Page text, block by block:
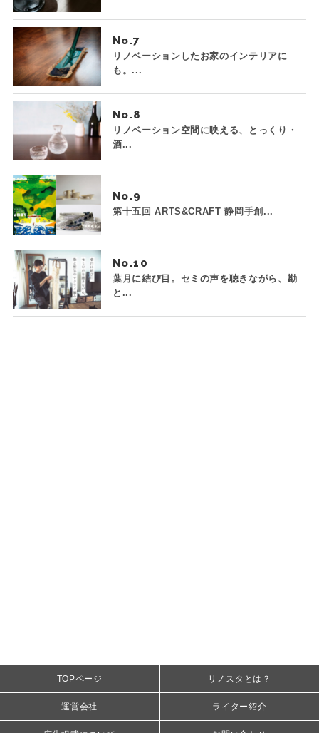
No.
リノベーションしたお家のインテリアに
も。...
No.
リノベーション空間に映える、とっくり・
酒...
No.
第十五回 ARTS&CRAFT 静岡手創...
No.
葉月に結び目。セミの声を聴きながら、勘
と...
TOPページ リノスタとは？
運営会社 ライター紹介